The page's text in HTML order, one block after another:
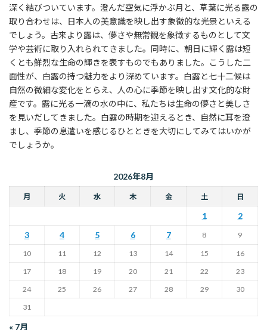
深く結びついています。澄んだ空気に浮かぶ月と、草葉に光る露の
取り合わせは、日本人の美意識を映し出す象徴的な光景といえる
でしょう。古来より露は、儚さや無常観を象徴するものとして文
学や芸術に取り入れられてきました。同時に、朝日に輝く露は短
くとも鮮烈な生命の輝きを表すものでもありました。こうした二
面性が、白露の持つ魅力をより深めています。白露と七十二候は
自然の微細な変化をとらえ、人の心に季節を映し出す文化的な財
産です。露に光る一滴の水の中に、私たちは生命の儚さと美しさ
を見いだしてきました。白露の時期を迎えるとき、自然に耳を澄
まし、季節の息遣いを感じるひとときを大切にしてみてはいかが
でしょうか。
2026年8月
月 火 水 木 金 土 日
1
2
3
4 5 6 7 8 9
10 11 12 13 14 15
16
17
18 19 20 21 22
23
24
25 26 27 28 29
30
31
« 7月